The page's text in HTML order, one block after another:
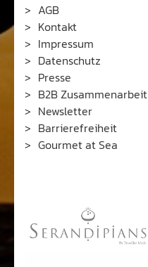
AGB
Kontakt
Impressum
Datenschutz
Presse
B2B Zusammenarbeit
Newsletter
Barrierefreiheit
Gourmet at Sea